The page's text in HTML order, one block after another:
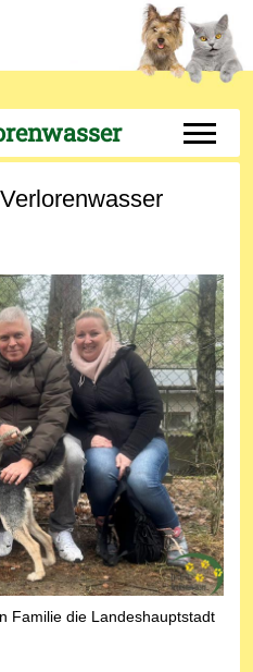
Off-
Familie die Landeshauptstadt